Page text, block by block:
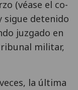
(véase el co-
sigue detenido
juzgado en
militar,
la última